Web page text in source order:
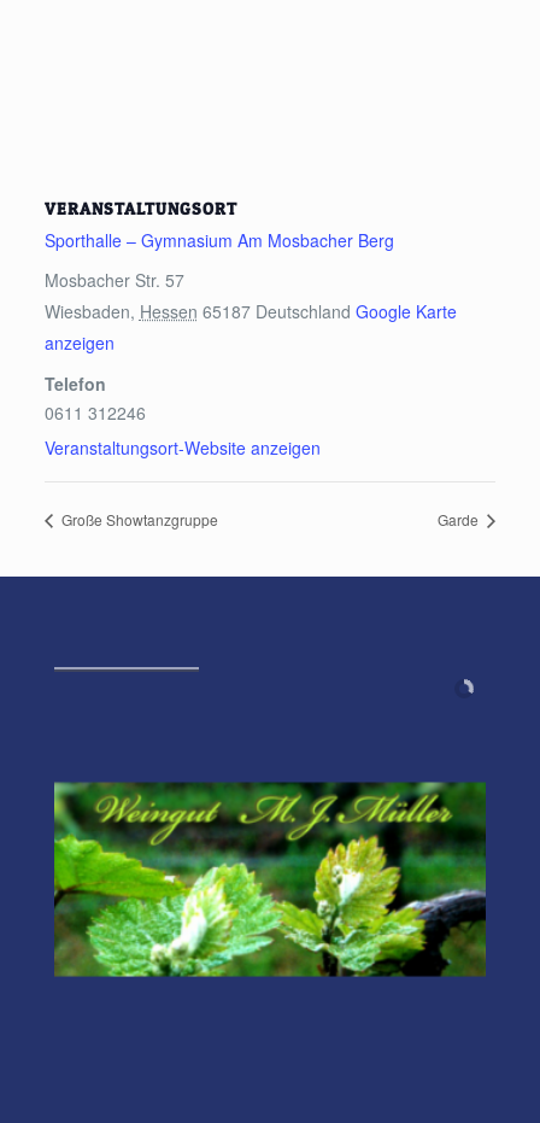
VERANSTALTUNGSORT
Sporthalle – Gymnasium Am Mosbacher Berg
Mosbacher Str. 57
Wiesbaden, Hessen 65187 Deutschland Google Karte
anzeigen
Telefon
0611 312246
Veranstaltungsort-Website anzeigen
Große Showtanzgruppe Garde